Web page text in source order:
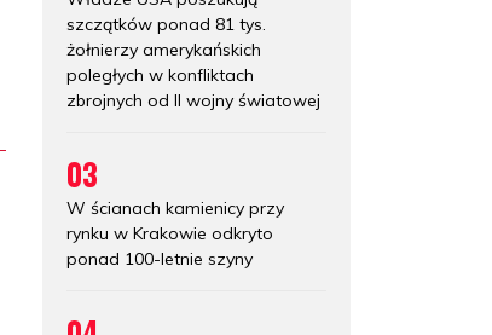
szczątków ponad 81 tys.
żołnierzy amerykańskich
poległych w konfliktach
zbrojnych od II wojny światowej
03
W ścianach kamienicy przy
rynku w Krakowie odkryto
ponad 100-letnie szyny